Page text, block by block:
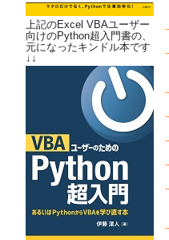
上記のExcel VBAユーザー
向けのPython超入門書の、
元になったキンドル本です
↓↓